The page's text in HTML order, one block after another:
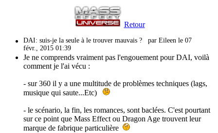
Retour
DAI: suis-je la seule à le trouver mauvais ? par Eileen le 07
févr., 2015 01:39
Je ne comprends vraiment pas l'engouement pour DAI, voilà
comment je l'ai vécu :
- sur 360 il y a une multitude de problèmes techniques (lags,
musique qui saute...Etc)
- le scénario, la fin, les romances, sont baclées. C'est pourtant
sur ce point que Mass Effect ou Dragon Age trouvent leur
marque de fabrique particulière